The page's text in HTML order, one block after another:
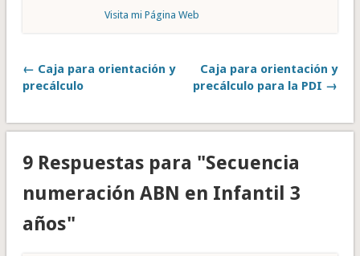
Visita mi Página Web
← Caja para orientación y
precálculo
Caja para orientación y
precálculo para la PDI →
9 Respuestas para "Secuencia
numeración ABN en Infantil 3
años"